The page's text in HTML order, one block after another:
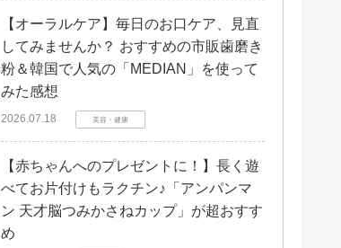
【オーラルケア】毎日のお口ケア、見直
してみませんか？ おすすめの市販歯磨き
粉＆韓国で人気の「MEDIAN」を使って
みた感想
2026.07.18 美容・健康
【赤ちゃんへのプレゼントに！】長く遊
べてお片付けもラクチン♪「アンパンマ
ン 天才脳つみかさねカップ」が超おすす
め